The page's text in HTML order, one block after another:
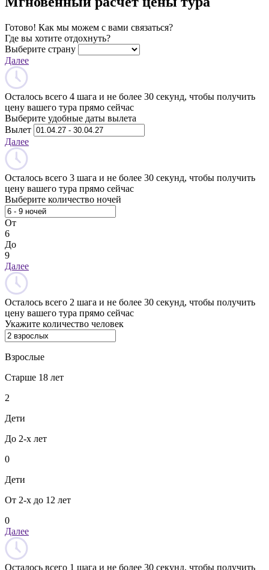
Готово! Как мы можем с вами связаться?
Где вы хотите отдохнуть?
Выберите страну
Далее
Осталось всего 4 шага и не более 30 секунд, чтобы получить
цену вашего тура прямо сейчас
Выберите удобные даты вылета
Вылет
Далее
Осталось всего 3 шага и не более 30 секунд, чтобы получить
цену вашего тура прямо сейчас
Выберите количество ночей
От
6
До
9
Далее
Осталось всего 2 шага и не более 30 секунд, чтобы получить
цену вашего тура прямо сейчас
Укажите количество человек
Взрослые
Старше 18 лет
2
Дети
До 2-х лет
0
Дети
От 2-х до 12 лет
0
Далее
Осталось всего 1 шага и не более 30 секунд, чтобы получить